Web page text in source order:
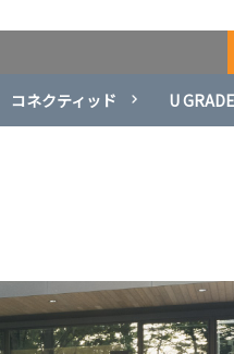
コネクティッド U GRADE